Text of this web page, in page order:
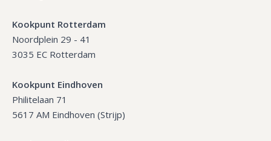
Kookpunt Rotterdam
Noordplein 29 - 41
3035 EC Rotterdam
Kookpunt Eindhoven
Philitelaan 71
5617 AM Eindhoven (Strijp)